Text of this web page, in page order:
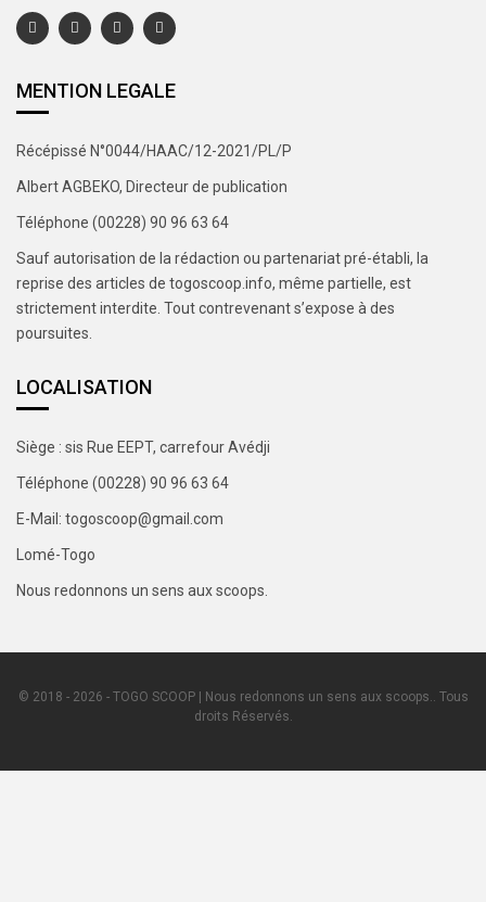
MENTION LEGALE
Récépissé N°0044/HAAC/12-2021/PL/P
Albert AGBEKO, Directeur de publication
Téléphone (00228) 90 96 63 64
Sauf autorisation de la rédaction ou partenariat pré-établi, la
reprise des articles de togoscoop.info, même partielle, est
strictement interdite. Tout contrevenant s’expose à des
poursuites.
LOCALISATION
Siège : sis Rue EEPT, carrefour Avédji
Téléphone (00228) 90 96 63 64
E-Mail: togoscoop@gmail.com
Lomé-Togo
Nous redonnons un sens aux scoops.
© 2018 - 2026 - TOGO SCOOP | Nous redonnons un sens aux scoops.. Tous
droits Réservés.